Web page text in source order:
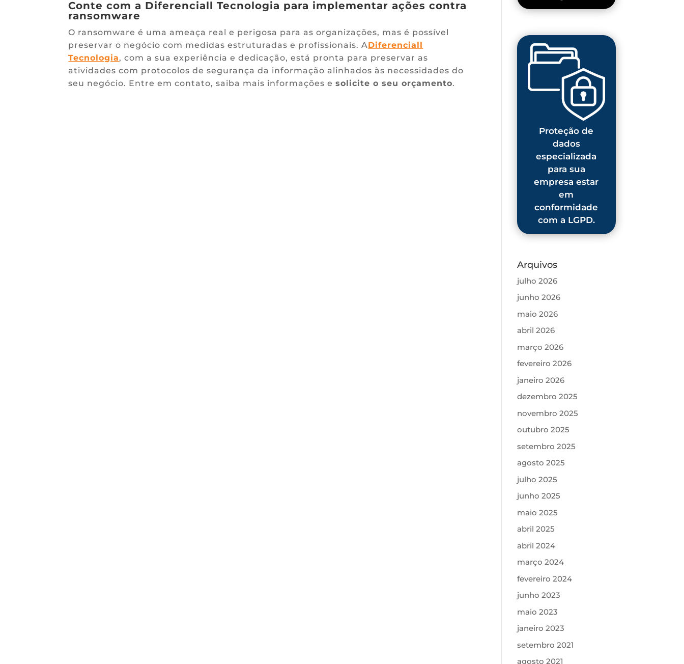
Conte com a Diferenciall Tecnologia para implementar ações contra
ransomware
O ransomware é uma ameaça real e perigosa para as organizações, mas é possível
preservar o negócio com medidas estruturadas e profissionais. ADiferenciall
Tecnologia, com a sua experiência e dedicação, está pronta para preservar as
atividades com protocolos de segurança da informação alinhados às necessidades do
seu negócio. Entre em contato, saiba mais informações esolicite o seu orçamento.
Proteção de
dados
especializada
para sua
empresa estar
em
conformidade
com a LGPD.
Arquivos
julho 2026
junho 2026
maio 2026
abril 2026
março 2026
fevereiro 2026
janeiro 2026
dezembro 2025
novembro 2025
outubro 2025
setembro 2025
agosto 2025
julho 2025
junho 2025
maio 2025
abril 2025
abril 2024
março 2024
fevereiro 2024
junho 2023
maio 2023
janeiro 2023
setembro 2021
agosto 2021